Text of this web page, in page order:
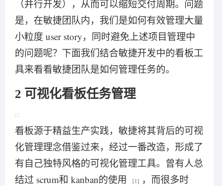
（并行开发），从而可以缩短交付周期。问题
是，在敏捷团队内，我们是如何有效管理大量
小粒度 user story，同时避免上述项目管理中
的问题呢？下面我们结合敏捷开发中的看板工
具来看看敏捷团队是如何管理任务的。
2 可视化看板任务管理
看板源于精益生产实践，敏捷将其背后的可视
化管理理念借鉴过来，经过一番改造，形成了
有自己独特风格的可视化管理工具。曾有人总
结过 scrum和 kanban的使用
[1] ，而很多时